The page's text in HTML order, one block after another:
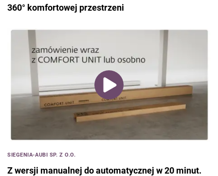
360° komfortowej przestrzeni
SIEGENIA-AUBI SP. Z O.O.
Z wersji manualnej do automatycznej w 20 minut.